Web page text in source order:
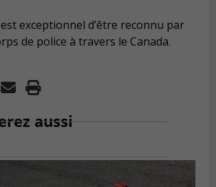
exceptionnel d’être reconnu par
de police à travers le Canada.
aussi